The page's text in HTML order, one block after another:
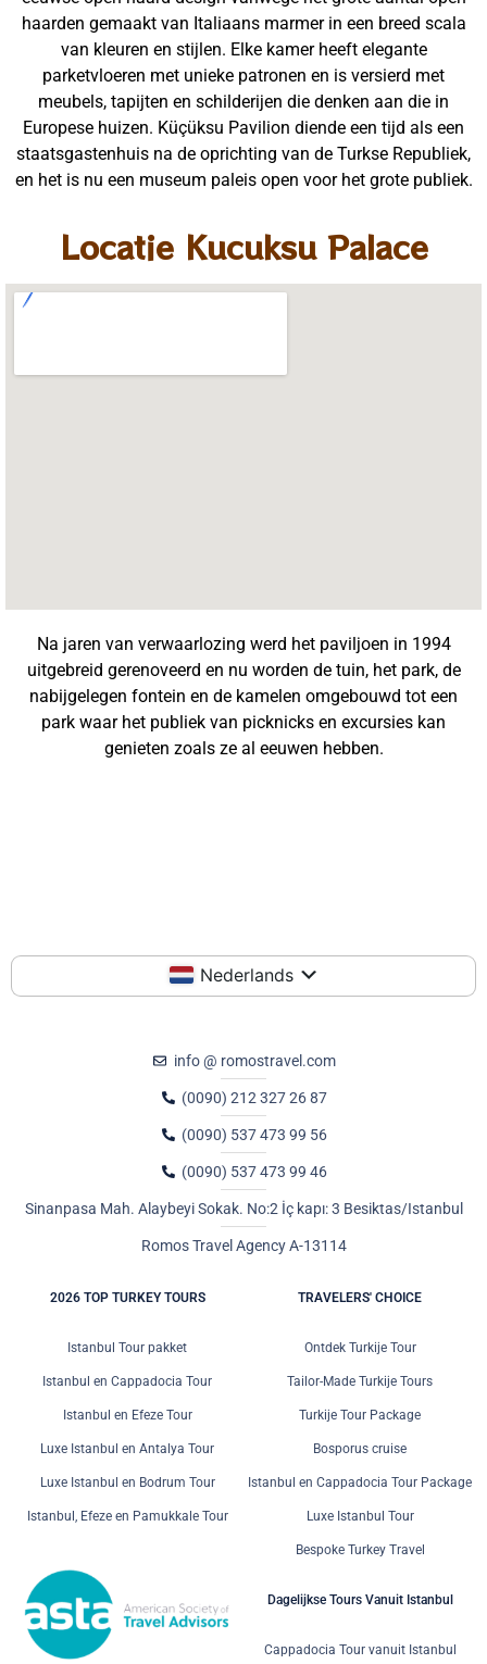
haarden gemaakt van Italiaans marmer in een breed scala
van kleuren en stijlen. Elke kamer heeft elegante
parketvloeren met unieke patronen en is versierd met
meubels, tapijten en schilderijen die denken aan die in
Europese huizen. Küçüksu Pavilion diende een tijd als een
staatsgastenhuis na de oprichting van de Turkse Republiek,
en het is nu een museum paleis open voor het grote publiek.
Locatie Kucuksu Palace
Na jaren van verwaarlozing werd het paviljoen in 1994
uitgebreid gerenoveerd en nu worden de tuin, het park, de
nabijgelegen fontein en de kamelen omgebouwd tot een
park waar het publiek van picknicks en excursies kan
genieten zoals ze al eeuwen hebben.
Nederlands
info @ romostravel.com
(0090) 212 327 26 87
(0090) 537 473 99 56
(0090) 537 473 99 46
Sinanpasa Mah. Alaybeyi Sokak. No:2 İç kapı: 3 Besiktas/Istanbul
Romos Travel Agency A-13114
2026 TOP TURKEY TOURS
Istanbul Tour pakket
Istanbul en Cappadocia Tour
Istanbul en Efeze Tour
Luxe Istanbul en Antalya Tour
Luxe Istanbul en Bodrum Tour
Istanbul, Efeze en Pamukkale Tour
TRAVELERS' CHOICE
Ontdek Turkije Tour
Tailor-Made Turkije Tours
Turkije Tour Package
Bosporus cruise
Istanbul en Cappadocia Tour Package
Luxe Istanbul Tour
Bespoke Turkey Travel
Dagelijkse Tours Vanuit Istanbul
Cappadocia Tour vanuit Istanbul